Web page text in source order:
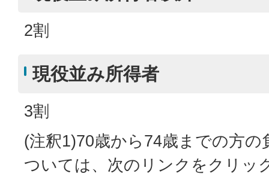
2割
現役並み所得者
3割
(注釈1)70歳から74歳までの方の
ついては、次のリンクをクリッ